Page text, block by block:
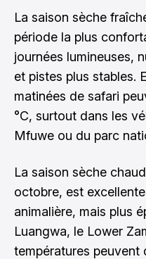
La saison sèche
période la plus
journées lumineuses,
et pistes plus stables.
matinées de safari
°C, surtout dans les
Mfuwe ou du parc
La saison sèche
octobre, est
animalière, mais plus
Luangwa, le Lower
températures peuvent